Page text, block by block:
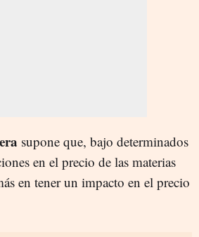
supone que, bajo determinados
en el precio de las materias
en tener un impacto en el precio